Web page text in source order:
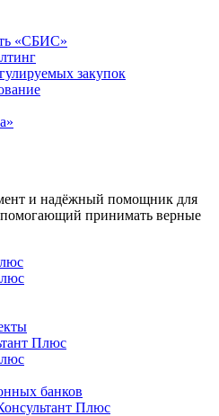
«СБИС»
закупок
и надёжный помощник для
помогающий принимать верные
Плюс
банков
Плюс